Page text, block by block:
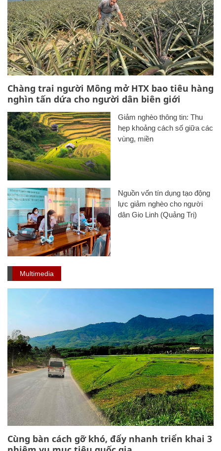
Chàng trai người Mông mở HTX bao tiêu hàng
nghìn tấn dứa cho người dân biên giới
Giảm nghèo thông tin: Thu
hẹp khoảng cách số giữa các
vùng, miền
Nguồn vốn tín dụng tạo động
lực giảm nghèo cho người
dân Gio Linh (Quảng Trị)
Multimedia
Cùng bàn cách gỡ khó, đẩy nhanh triển khai 3